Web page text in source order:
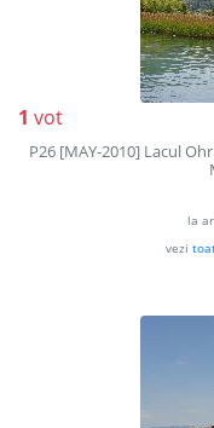
1 vot
P26 [MAY-2010] Lacul
la
vezi